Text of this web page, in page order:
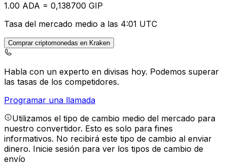
1.00 ADA = 0,138700 GIP
Tasa del mercado medio a las 4:01 UTC
Comprar criptomonedas en Kraken
Habla con un experto en divisas hoy. Podemos superar
las tasas de los competidores.
Programar una llamada
Utilizamos el tipo de cambio medio del mercado para
nuestro convertidor. Esto es solo para fines
informativos. No recibirá este tipo de cambio al enviar
dinero. Inicie sesión para ver los tipos de cambio de
envío